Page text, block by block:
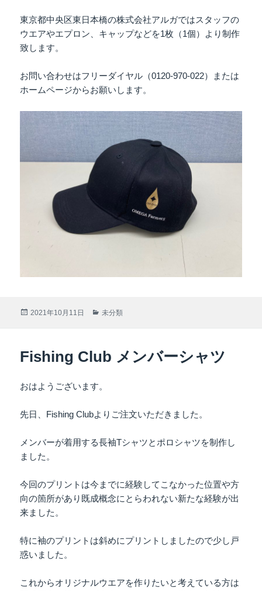
東京都中央区東日本橋の株式会社アルガではスタッフの
ウエアやエプロン、キャップなどを1枚（1個）より制作
致します。
お問い合わせはフリーダイヤル（0120-970-022）または
ホームページからお願いします。
投
2021年10月11日
カ
ー
未分類
Fishing Club メンバーシャツ
おはようございます。
先日、Fishing Clubよりご注文いただきました。
メンバーが着用する長袖Tシャツとポロシャツを制作し
ました。
今回のプリントは今までに経験してこなかった位置や方
向の箇所があり既成概念にとらわれない新たな経験が出
来ました。
特に袖のプリントは斜めにプリントしましたので少し戸
惑いました。
これからオリジナルウエアを作りたいと考えている方は